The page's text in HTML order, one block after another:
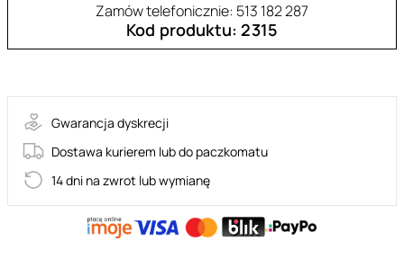
Zamów telefonicznie: 513 182 287
Kod produktu: 2315
Gwarancja dyskrecji
Dostawa kurierem lub do paczkomatu
14 dni na zwrot lub wymianę